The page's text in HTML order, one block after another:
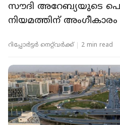
സൗദി അറേബ്യയുടെ
നിയമത്തിന് അം​ഗീകാരം
റിപ്പോർട്ടർ നെറ്റ്‌വര്‍ക്ക്‌ 2 min read